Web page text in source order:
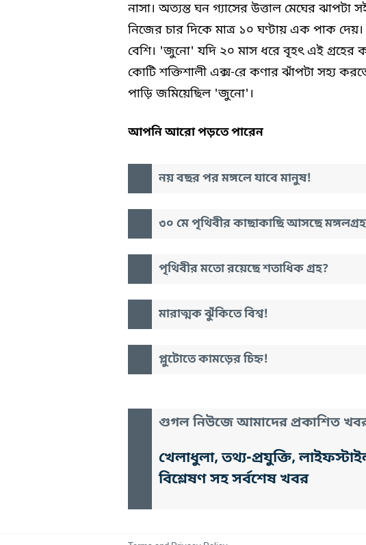
নাসা। অত্যন্ত ঘন গ্যাসের উত্তাল মেঘের
নিজের চার দিকে মাত্র ১০ ঘণ্টায় এক পাক
বেশি। 'জুনো' যদি ২০ মাস ধরে বৃহৎ এই গ্রহের
কোটি শক্তিশালী এক্স-রে কণার ঝাঁপটা সহ্য
পাড়ি জমিয়েছিল 'জুনো'।
আপনি আরো পড়তে পারেন
নয় বছর পর মঙ্গলে যাবে মানুষ!
৩০ মে পৃথিবীর কাছাকাছি আসছে
পৃথিবীর মতো রয়েছে শতাধিক গ্রহ?
মারাত্মক ঝুঁকিতে বিশ্ব!
প্লুটোতে কামড়ের চিহ্ন!
গুগল নিউজে আমাদের প্রকাশিত
খেলাধুলা, তথ্য-প্রযুক্তি,
বিশ্লেষণ সহ সর্বশেষ খবর